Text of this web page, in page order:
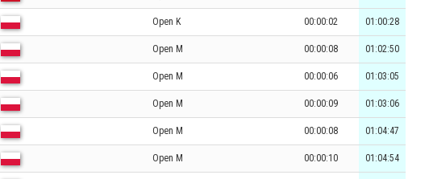
Open K 00:00:02 01:00:28
Open M 00:00:08 01:02:50
Open M 00:00:06 01:03:05
Open M 00:00:09 01:03:06
Open M 00:00:08 01:04:47
Open M 00:00:10 01:04:54